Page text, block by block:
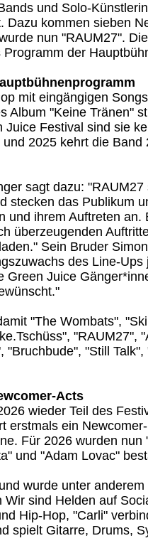
und Solo-
Dazu kommen sieben
nun "RAUM27".
der
mit eingängigen
Album "Keine Tränen"
Festival sind sie
2025 kehrt die Band
sagt dazu:
stecken das Publikum
und ihrem Auftreten an.
überzeugenden
Sein Bruder
des Line-Ups
Green Juice
"The Wombats",
"RAUM27",
"Bruchbude", "Still
Acts
wieder Teil des
erstmals ein
Für 2026 wurden nun
und "Adam Lovac"
wurde unter
sind Helden auf
Hip-Hop, "Carli"
spielt Gitarre, Drums,